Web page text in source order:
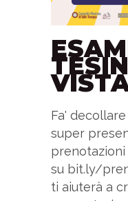
Fa'
super
prenotazioni
su bit.ly/
ti aiuterà a